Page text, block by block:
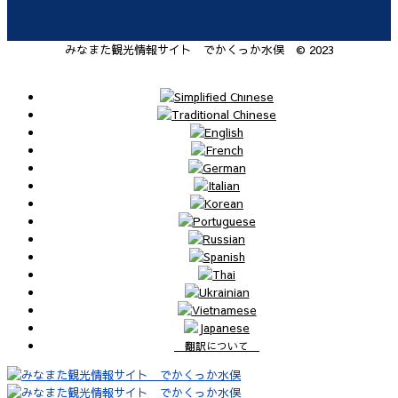
みなまた観光情報サイト でかくっか水俣 © 2023
翻訳について